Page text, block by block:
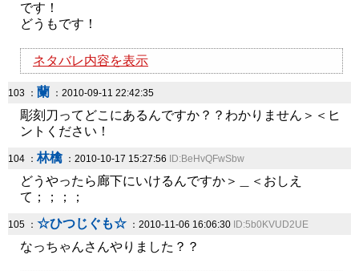
です！
どうもです！
ネタバレ内容を表示
103 ： 蘭 ：2010-09-11 22:42:35
彫刻刀ってどこにあるんですか？？わかりません＞＜ヒ
ントください！
104 ：林檎 ：2010-10-17 15:27:56 ID:BeHvQFwSbw
どうやったら廊下にいけるんですか＞＿＜おしえ
て；；；；
105 ： ☆ひつじぐも☆ ：2010-11-06 16:06:30 ID:5b0KVUD2UE
なっちゃんさんやりました？？